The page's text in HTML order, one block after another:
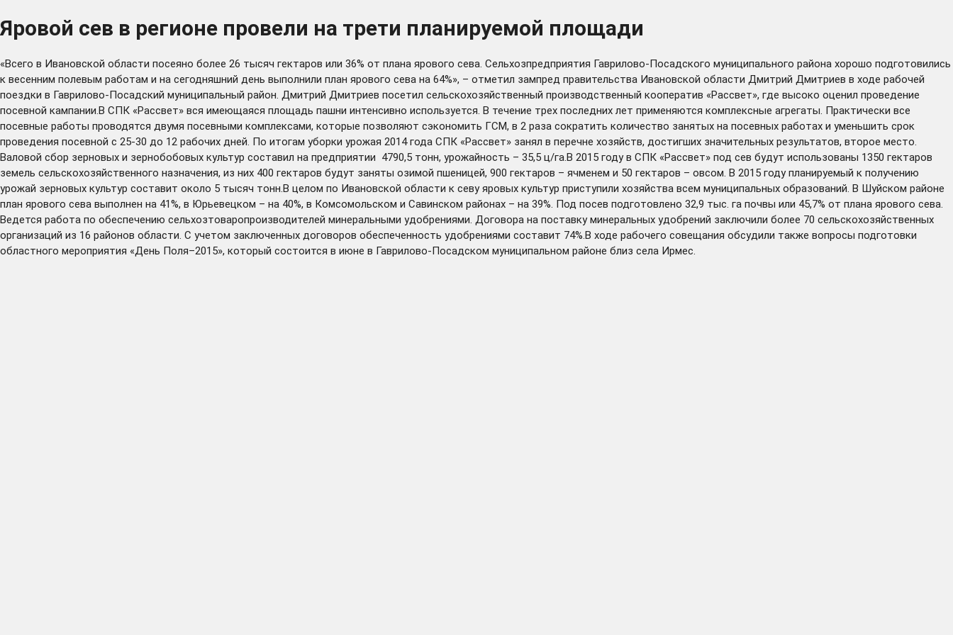
Яровой сев в регионе провели на трети планируемой площади
«Всего в Ивановской области посеяно более 26 тысяч гектаров или 36% от плана ярового сева. Сельхозпредприятия Гаврилово-Посадского муниципального района хорошо подготовились
к весенним полевым работам и на сегодняшний день выполнили план ярового сева на 64%», – отметил зампред правительства Ивановской области Дмитрий Дмитриев в ходе рабочей
поездки в Гаврилово-Посадский муниципальный район. Дмитрий Дмитриев посетил сельскохозяйственный производственный кооператив «Рассвет», где высоко оценил проведение
посевной кампании.В СПК «Рассвет» вся имеющаяся площадь пашни интенсивно используется. В течение трех последних лет применяются комплексные агрегаты. Практически все
посевные работы проводятся двумя посевными комплексами, которые позволяют сэкономить ГСМ, в 2 раза сократить количество занятых на посевных работах и уменьшить срок
проведения посевной с 25-30 до 12 рабочих дней. По итогам уборки урожая 2014 года СПК «Рассвет» занял в перечне хозяйств, достигших значительных результатов, второе место.
Валовой сбор зерновых и зернобобовых культур составил на предприятии 4790,5 тонн, урожайность – 35,5 ц/га.В 2015 году в СПК «Рассвет» под сев будут использованы 1350 гектаров
земель сельскохозяйственного назначения, из них 400 гектаров будут заняты озимой пшеницей, 900 гектаров – ячменем и 50 гектаров – овсом. В 2015 году планируемый к получению
урожай зерновых культур составит около 5 тысяч тонн.В целом по Ивановской области к севу яровых культур приступили хозяйства всем муниципальных образований. В Шуйском районе
план ярового сева выполнен на 41%, в Юрьевецком – на 40%, в Комсомольском и Савинском районах – на 39%. Под посев подготовлено 32,9 тыс. га почвы или 45,7% от плана ярового сева.
Ведется работа по обеспечению сельхозтоваропроизводителей минеральными удобрениями. Договора на поставку минеральных удобрений заключили более 70 сельскохозяйственных
организаций из 16 районов области. С учетом заключенных договоров обеспеченность удобрениями составит 74%.В ходе рабочего совещания обсудили также вопросы подготовки
областного мероприятия «День Поля–2015», который состоится в июне в Гаврилово-Посадском муниципальном районе близ села Ирмес.